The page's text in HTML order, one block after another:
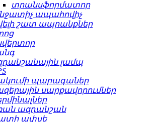
տրանսֆորմատոր
ապահովիչ
շատ ապրանքներ
լամպ
պարագաներ
սարքավորումներ
ազդանշան
ափսե